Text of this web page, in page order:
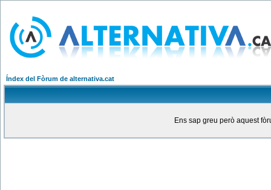
Índex del Fòrum de alternativa.cat
Ens sap greu però aquest